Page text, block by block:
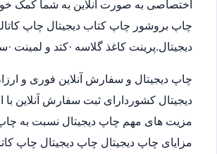
اختصاصی به صورت آنلاین به شما کمک
چاپ بروشور چاپ کتاب دیجیتال چاپ
دیجیتال.پرینت کاغذ گلاسه ·‎کتد و لمینت ·‎سر برگ A4 ·‎پاپ آپ 3*4
چاپ دیجیتال و سفارش آنلاین فوری و
دیجیتال کشوردارای ثبت سفارش آنلاین
مزیت های مهم چاپ دیجیتال نسبت به
مزایای چاپ دیجیتال چاپ دیجیتال چاپ